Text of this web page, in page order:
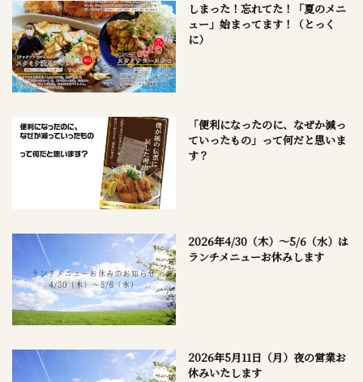
しまった！忘れてた！「夏のメニ
ュー」始まってます！（とっく
に）
「便利になったのに、なぜか減っ
ていったもの」って何だと思いま
す？
2026年4/30（木）～5/6（水）は
ランチメニューお休みします
2026年5月11日（月）夜の営業お
休みいたします